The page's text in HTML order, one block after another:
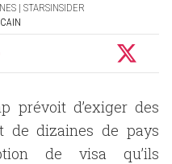
| STARSINSIDER
prévoit d’exiger des
de dizaines de pays
de visa qu’ils